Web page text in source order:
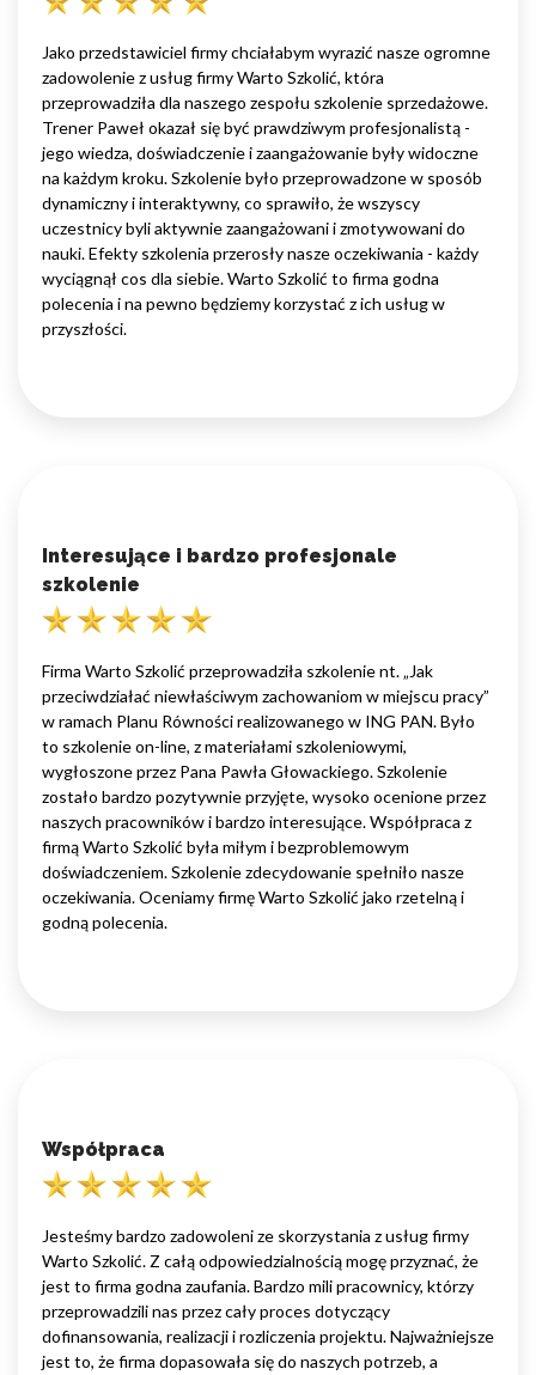
Jako przedstawiciel firmy chciałabym wyrazić nasze ogromne
zadowolenie z usług firmy Warto Szkolić, która
przeprowadziła dla naszego zespołu szkolenie sprzedażowe.
Trener Paweł okazał się być prawdziwym profesjonalistą -
jego wiedza, doświadczenie i zaangażowanie były widoczne
na każdym kroku. Szkolenie było przeprowadzone w sposób
dynamiczny i interaktywny, co sprawiło, że wszyscy
uczestnicy byli aktywnie zaangażowani i zmotywowani do
nauki. Efekty szkolenia przerosły nasze oczekiwania - każdy
wyciągnął cos dla siebie. Warto Szkolić to firma godna
polecenia i na pewno będziemy korzystać z ich usług w
przyszłości.
Interesujące i bardzo profesjonale
szkolenie
Firma Warto Szkolić przeprowadziła szkolenie nt. „Jak
przeciwdziałać niewłaściwym zachowaniom w miejscu pracy”
w ramach Planu Równości realizowanego w ING PAN. Było
to szkolenie on-line, z materiałami szkoleniowymi,
wygłoszone przez Pana Pawła Głowackiego. Szkolenie
zostało bardzo pozytywnie przyjęte, wysoko ocenione przez
naszych pracowników i bardzo interesujące. Współpraca z
firmą Warto Szkolić była miłym i bezproblemowym
doświadczeniem. Szkolenie zdecydowanie spełniło nasze
oczekiwania. Oceniamy firmę Warto Szkolić jako rzetelną i
godną polecenia.
Współpraca
Jesteśmy bardzo zadowoleni ze skorzystania z usług firmy
Warto Szkolić. Z całą odpowiedzialnością mogę przyznać, że
jest to firma godna zaufania. Bardzo mili pracownicy, którzy
przeprowadzili nas przez cały proces dotyczący
dofinansowania, realizacji i rozliczenia projektu. Najważniejsze
jest to, że firma dopasowała się do naszych potrzeb, a